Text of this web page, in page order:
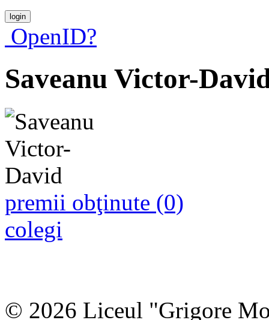
OpenID?
Saveanu Victor-
premii obţinute (0)
colegi
© 2026 Liceul "Grigore